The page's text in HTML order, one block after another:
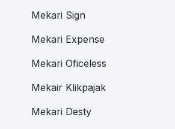
Mekari Sign
Mekari Expense
Mekari Oficeless
Mekair Klikpajak
Mekari Desty